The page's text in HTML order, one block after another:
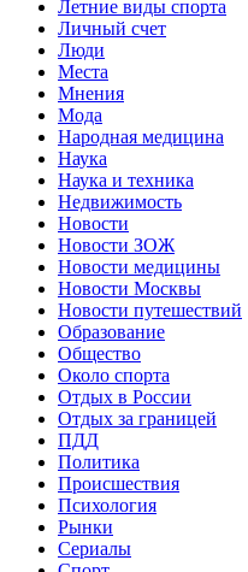
Летние виды спорта
Личный счет
Люди
Места
Мнения
Мода
Народная медицина
Наука
Наука и техника
Недвижимость
Новости
Новости ЗОЖ
Новости медицины
Новости Москвы
Новости путешествий
Образование
Общество
Около спорта
Отдых в России
Отдых за границей
ПДД
Политика
Происшествия
Психология
Рынки
Сериалы